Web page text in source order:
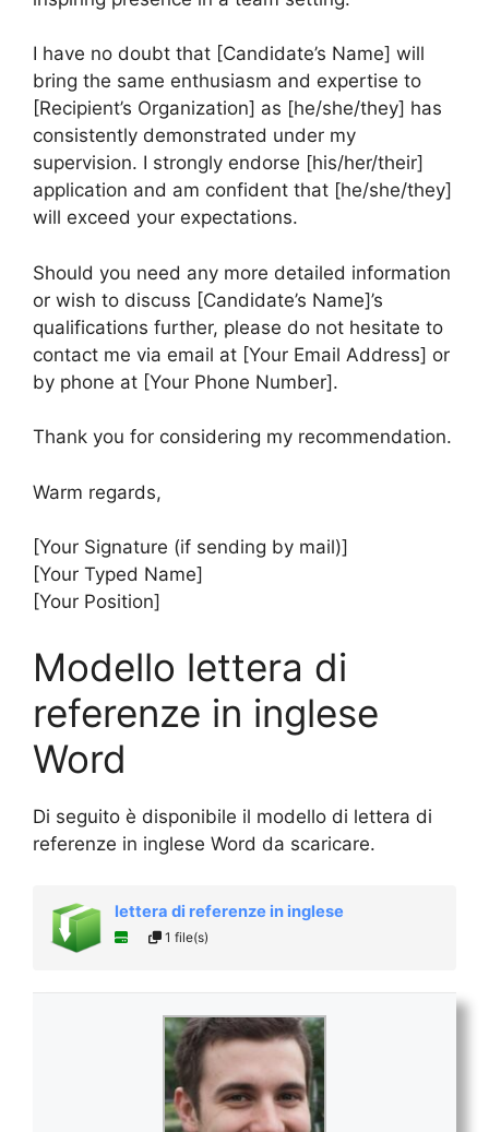
I have no doubt that [Candidate’s Name] will
bring the same enthusiasm and expertise to
[Recipient’s Organization] as [he/she/they] has
consistently demonstrated under my
supervision. I strongly endorse [his/her/their]
application and am confident that [he/she/they]
will exceed your expectations.
Should you need any more detailed information
or wish to discuss [Candidate’s Name]’s
qualifications further, please do not hesitate to
contact me via email at [Your Email Address] or
by phone at [Your Phone Number].
Thank you for considering my recommendation.
Warm regards,
[Your Signature (if sending by mail)]
[Your Typed Name]
[Your Position]
Modello lettera di
referenze in inglese
Word
Di seguito è disponibile il modello di lettera di
referenze in inglese Word da scaricare.
lettera di referenze in inglese
1 file(s)